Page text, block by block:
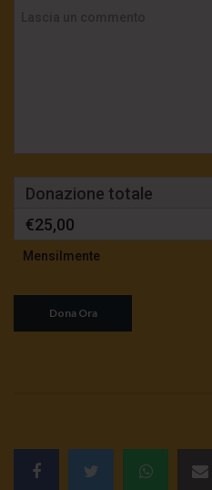
Donazione totale
€25,00
Mensilmente